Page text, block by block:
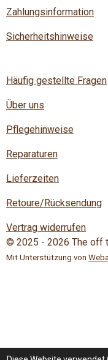
Zahlungsinformation
Sicherheitshinweise
Häufig gestellte Fragen
Über uns
Pflegehinweise
Reparaturen
Lieferzeiten
Retoure/Rücksendung
Vertrag widerrufen
© 2025 - 2026 The off
Mit Unterstützung von